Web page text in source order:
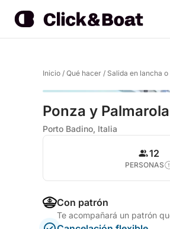
Inicio / Qué hacer / Salida en lancha
Ponza y
Porto Badino, Italia
12
PERSONAS
Con patrón
Te acompañará un patrón